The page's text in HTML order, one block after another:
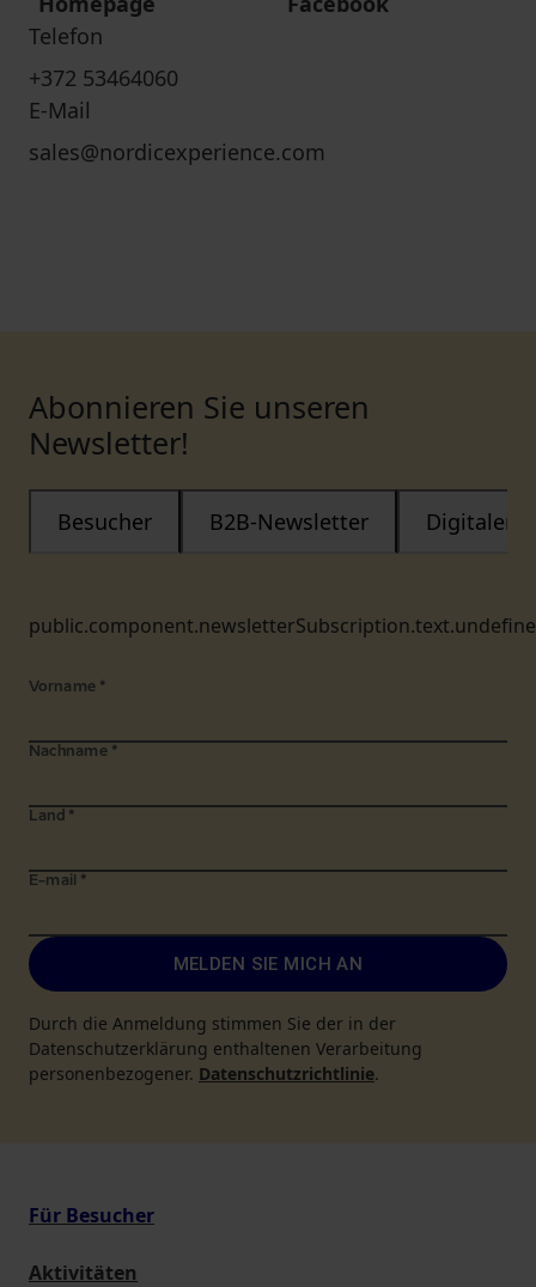
Telefon
+372 53464060
E-Mail
sales@nordicexperience.com
Abonnieren Sie unseren
Newsletter!
Besucher B2B-Newsletter Digitaler
Vorname *
Nachname *
Land *
E-mail *
MELDEN SIE MICH AN
Durch die Anmeldung stimmen Sie der in der
Datenschutzerklärung enthaltenen Verarbeitung
personenbezogener. Datenschutzrichtlinie.
Für Besucher
Aktivitäten